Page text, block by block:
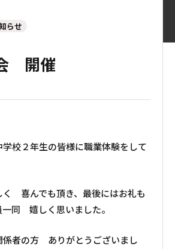
らせ
開催
校２年生の皆様に職業体験をして
喜んでも頂き、最後にはお礼も
同 嬉しく思いました。
係者の方 ありがとうございまし